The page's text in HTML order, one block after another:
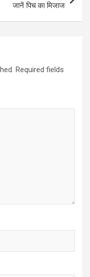
जानें पिच का मिजाज
Required fields